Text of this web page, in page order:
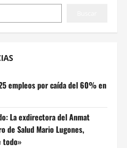
empleos por caída del 60% en
La exdirectora del Anmat
de Salud Mario Lugones,
todo»